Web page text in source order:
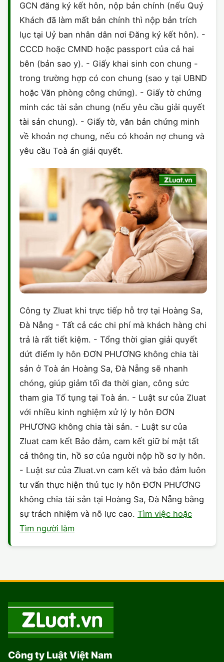
GCN đăng ký kết hôn, nộp bản chính (nếu Quý
Khách đã làm mất bản chính thì nộp bản trích
lục tại Uỷ ban nhân dân nơi Đăng ký kết hôn). -
CCCD hoặc CMND hoặc passport của cả hai
bên (bản sao y). - Giấy khai sinh con chung -
trong trường hợp có con chung (sao y tại UBND
hoặc Văn phòng công chứng). - Giấy tờ chứng
minh các tài sản chung (nếu yêu cầu giải quyết
tài sản chung). - Giấy tờ, văn bản chứng minh
về khoản nợ chung, nếu có khoản nợ chung và
yêu cầu Toà án giải quyết.
Công ty Zluat khi trực tiếp hỗ trợ tại Hoàng Sa,
Đà Nẵng - Tất cả các chi phí mà khách hàng chi
trả là rất tiết kiệm. - Tổng thời gian giải quyết
dứt điểm ly hôn ĐƠN PHƯƠNG không chia tài
sản ở Toà án Hoàng Sa, Đà Nẵng sẽ nhanh
chóng, giúp giảm tối đa thời gian, công sức
tham gia Tố tụng tại Toà án. - Luật sư của Zluat
với nhiều kinh nghiệm xử lý ly hôn ĐƠN
PHƯƠNG không chia tài sản. - Luật sư của
Zluat cam kết Bảo đảm, cam kết giữ bí mật tất
cả thông tin, hồ sơ của người nộp hồ sơ ly hôn.
- Luật sư của Zluat.vn cam kết và bảo đảm luôn
tư vấn thực hiện thủ tục ly hôn ĐƠN PHƯƠNG
không chia tài sản tại Hoàng Sa, Đà Nẵng bằng
sự trách nhiệm và nỗ lực cao. Tìm việc hoặc
Tìm người làm
Công ty Luật Việt Nam